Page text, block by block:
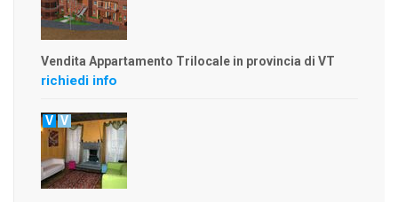
Vendita Appartamento Trilocale in provincia di VT
richiedi info
V V